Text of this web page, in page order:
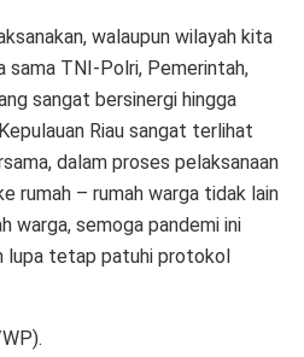
walaupun wilayah kita
sama TNI-Polri, Pemerintah,
sangat bersinergi hingga
Riau sangat terlihat
dalam proses pelaksanaan
rumah – rumah warga tidak lain
warga, semoga pandemi ini
lupa tetap patuhi protokol